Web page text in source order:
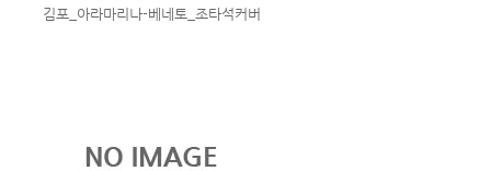
김포_아라마리나-베네토_조타석커버